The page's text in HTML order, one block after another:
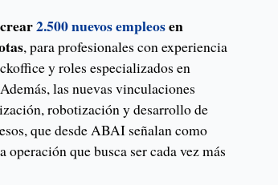
2.500 nuevos empleosen
, para profesionales con experiencia
y roles especializados en
las nuevas vinculaciones
robotización y desarrollo de
que desde ABAI señalan como
que busca ser cada vez más